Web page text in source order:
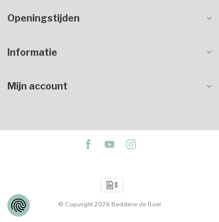
Openingstijden
Informatie
Mijn account
© Copyright 2026 Bedderie de Boer